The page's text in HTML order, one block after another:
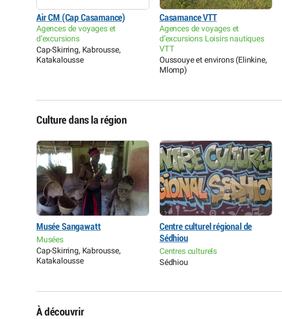
Air CM (Cap Casamance)
Agences de voyages et
d’excursions
Cap-Skirring, Kabrousse,
Katakalousse
Casamance VTT
Agences de voyages et
d’excursions Loisirs nautiques
VTT
Oussouye et environs (Elinkine,
Mlomp)
Culture dans la région
Musée Sangawatt
Musées
Cap-Skirring, Kabrousse,
Katakalousse
Centre culturel régional de
Sédhiou
Centres culturels
Sédhiou
À découvrir